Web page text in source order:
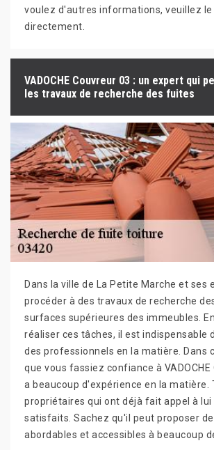
voulez d'autres informations, veuillez
directement.
VADOCHE Couvreur 03 : un expert qui
les travaux de recherche des fuites
Dans la ville de La Petite Marche et ses
procéder à des travaux de recherche
surfaces supérieures des immeubles.
réaliser ces tâches, il est indispensable
des professionnels en la matière. Dans
que vous fassiez confiance à VADOCHE
a beaucoup d'expérience en la matière.
propriétaires qui ont déjà fait appel à
satisfaits. Sachez qu'il peut proposer
abordables et accessibles à beaucoup